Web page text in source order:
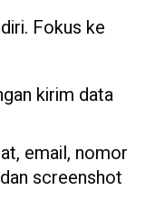
Fokus ke
kirim data
email, nomor
screenshot